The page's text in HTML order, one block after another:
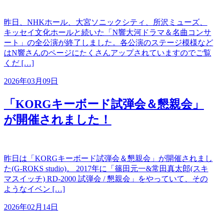
昨日、NHKホール、大宮ソニックシティ、所沢ミューズ、
キッセイ文化ホールと続いた「N響大河ドラマ＆名曲コンサ
ート」の全公演が終了しました。各公演のステージ模様など
はN響さんのページにたくさんアップされていますのでご覧
くだ […]
2026年03月09日
「KORGキーボード試弾会＆懇親会」
が開催されました！
昨日は「KORGキーボード試弾会＆懇親会」が開催されまし
た(G-ROKS studio)。 2017年に「篠田元一&常田真太郎(スキ
マスイッチ) RD-2000 試弾会 / 懇親会」をやっていて、その
ようなイベン […]
2026年02月14日